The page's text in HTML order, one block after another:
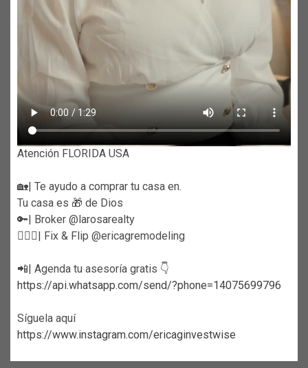
Atención FLORIDA USA
🏡| Te ayudo a comprar tu casa en.
Tu casa es 🎁 de Dios
🔑| Broker @larosarealty
👷🏼‍♀️| Fix & Flip @ericagremodeling
📲| Agenda tu asesoría gratis 👇
https://api.whatsapp.com/send/?phone=14075699796
Síguela aquí
https://www.instagram.com/ericaginvestwise